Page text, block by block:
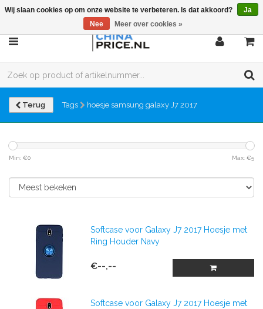
Terug Tags hoesje samsung galaxy J7 2017
Min: €0 Max: €5
Softcase voor Galaxy J7 2017 Hoesje met
Ring Houder Navy
€--,--
Softcase voor Galaxy J7 2017 Hoesje met
Wij slaan cookies op om onze website te verbeteren. Is dat akkoord?
Ja
Nee
Meer over cookies »